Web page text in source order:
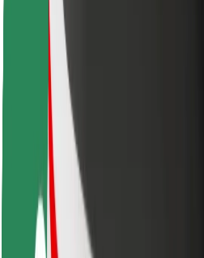
Εργαστήριο ασφάλειας
Πόλεις
Τοποθεσίες
Λύσεις για την πόλη
Αεροδρόμια